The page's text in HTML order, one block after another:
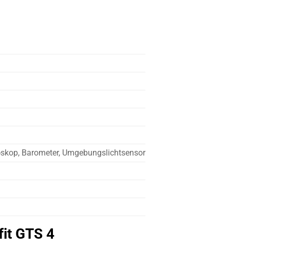
Barometer, Umgebungslichtsensor
GTS 4